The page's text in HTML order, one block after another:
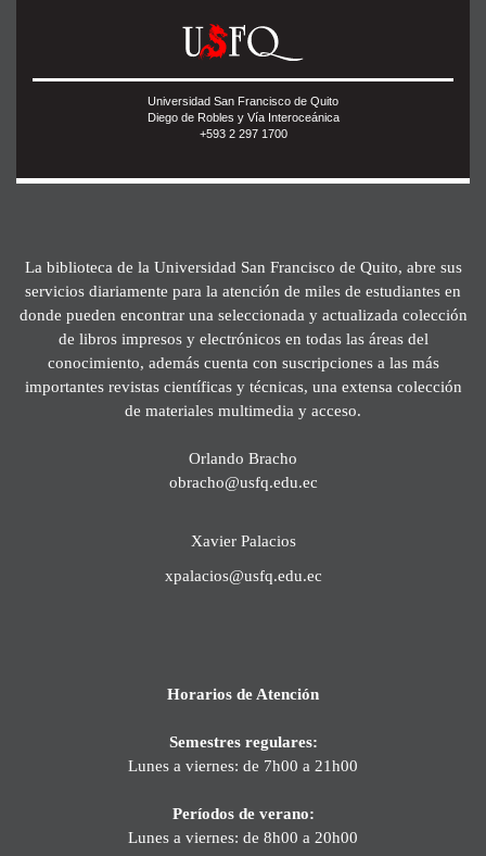
Universidad San Francisco de Quito
Diego de Robles y Vía Interoceánica
+593 2 297 1700
La biblioteca de la Universidad San Francisco de Quito, abre sus
servicios diariamente para la atención de miles de estudiantes en
donde pueden encontrar una seleccionada y actualizada colección
de libros impresos y electrónicos en todas las áreas del
conocimiento, además cuenta con suscripciones a las más
importantes revistas científicas y técnicas, una extensa colección
de materiales multimedia y acceso.
Orlando Bracho
obracho@usfq.edu.ec
Xavier Palacios
xpalacios@usfq.edu.ec
Horarios de Atención
Semestres regulares:
Lunes a viernes: de 7h00 a 21h00
Períodos de verano:
Lunes a viernes: de 8h00 a 20h00